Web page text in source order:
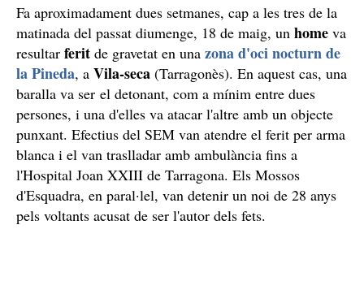
Fa aproximadament dues setmanes, cap a les tres de la
matinada del passat diumenge, 18 de maig, un home va
resultar ferit de gravetat en una zona d'oci nocturn de
la Pineda, a Vila-seca (Tarragonès). En aquest cas, una
baralla va ser el detonant, com a mínim entre dues
persones, i una d'elles va atacar l'altre amb un objecte
punxant. Efectius del SEM van atendre el ferit per arma
blanca i el van traslladar amb ambulància fins a
l'Hospital Joan XXIII de Tarragona. Els Mossos
d'Esquadra, en paral·lel, van detenir un noi de 28 anys
pels voltants acusat de ser l'autor dels fets.